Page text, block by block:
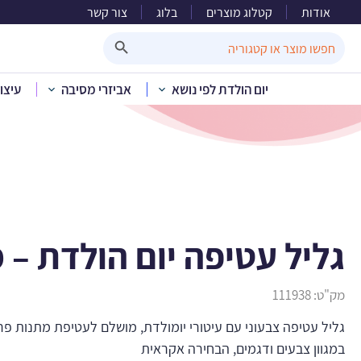
אודות קטלוג מוצרים בלוג צור קשר
for:
יום הולדת לפי נושא אביזרי מסיבה
בית»קטלוג מוצרים »
גליל עטיפה יום הולדת –
מק"ט:111938
גליל עטיפה צבעוני עם עיטורי יומולדת, מושלם לעטיפת מתנות
במגוון צבעים ודגמים, הבחירה אקראית